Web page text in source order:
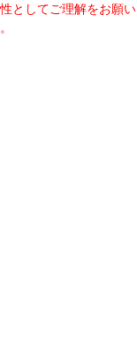
としてご理解をお